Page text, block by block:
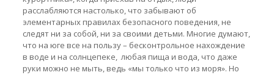
расслабляются настолько, что забывают об
элементарных правилах безопасного поведения, не
следят ни за собой, ни за своими детьми. Многие думают,
что на юге все на пользу – бесконтрольное нахождение
в воде и на солнцепеке, любая пища и вода, что даже
руки можно не мыть, ведь «мы только что из моря». Но